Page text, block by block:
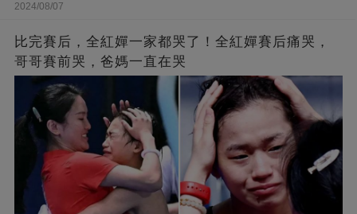
2024/08/07
比完賽后，全紅嬋一家都哭了！全紅嬋賽后痛哭，
哥哥賽前哭，爸媽一直在哭